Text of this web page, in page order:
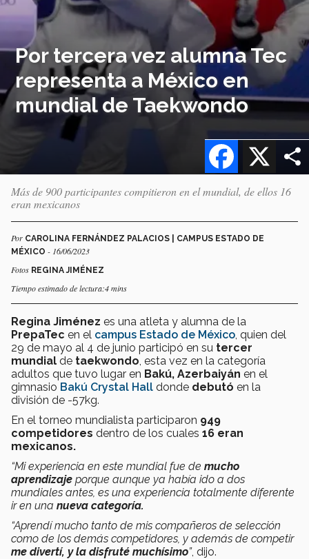
Por tercera vez alumna Tec
representa a México en
mundial de Taekwondo
X
Facebook
Más de 900 participantes compitieron en el mundial, de ellos 16
eran mexicanos
Por CAROLINA FERNÁNDEZ PALACIOS | CAMPUS ESTADO DE
MÉXICO - 16/06/2023
Fotos REGINA JIMÉNEZ
Tiempo estimado de lectura:4 mins
Regina Jiménez es una atleta y alumna de la
PrepaTec en el campus Estado de México , quien del
29 de mayo al 4 de junio participó en su tercer
mundial de taekwondo , esta vez en la categoría
adultos que tuvo lugar en Bakú, Azerbaiyán en el
gimnasio Bakú Crystal Hall donde debutó en la
división de -57kg.
En el torneo mundialista participaron 949
competidores dentro de los cuales 16 eran
mexicanos.
“Mi experiencia en este mundial fue de mucho
aprendizaje porque aunque ya había ido a dos
mundiales antes, es una experiencia totalmente diferente
ir en una nueva categoría.
“Aprendí mucho tanto de mis compañeros de selección
como de los demás competidores, y además de competir
me divertí, y la disfruté muchísimo”, dijo.